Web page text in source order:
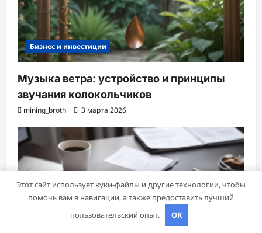
Бизнес и инвестиции
Музыка ветра: устройство и принципы
звучания колокольчиков
mining_broth 3 марта 2026
Этот сайт использует куки-файлы и другие технологии, чтобы
помочь вам в навигации, а также предоставить лучший
пользовательский опыт.
OK